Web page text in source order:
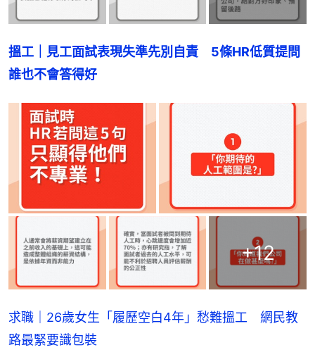
搵工｜見工面試表現失準先別自責　5條HR低質提問
誰也不會答得好
+12
求職｜26歲女生「履歷空白4年」愁難搵工 網民教
路最緊要識包裝